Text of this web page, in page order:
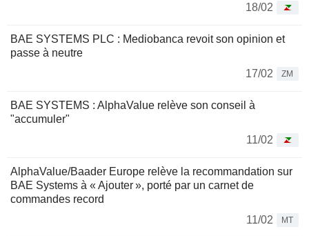
18/02
BAE SYSTEMS PLC : Mediobanca revoit son opinion et
passe à neutre
17/02
ZM
BAE SYSTEMS : AlphaValue relève son conseil à
"accumuler"
11/02
AlphaValue/Baader Europe relève la recommandation sur
BAE Systems à « Ajouter », porté par un carnet de
commandes record
11/02
MT